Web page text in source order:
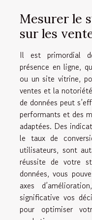
Mesurer le
sur les
Il est primordial
présence en ligne,
ou un site vitrine,
ventes et la
de données peut
performants et des
adaptées. Des
le taux de
utilisateurs, sont
réussite de votre
données, vous
axes
significative vos
pour optimiser